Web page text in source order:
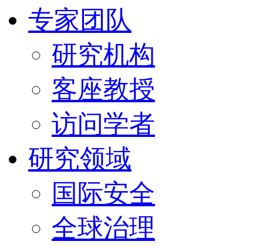
专家团队
研究机构
客座教授
访问学者
研究领域
国际安全
全球治理